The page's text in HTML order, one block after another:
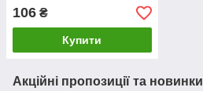
106 ₴
Купити
Акційні пропозиції та новинки